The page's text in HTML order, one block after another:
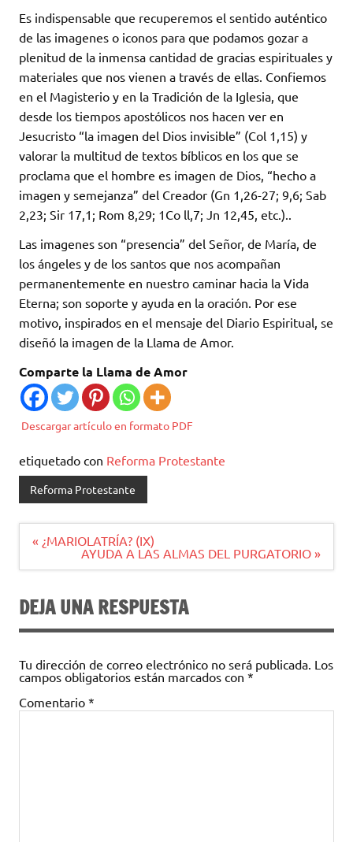
Es indispensable que recuperemos el sentido auténtico
de las imagenes o iconos para que podamos gozar a
plenitud de la inmensa cantidad de gracias espirituales y
materiales que nos vienen a través de ellas. Confiemos
en el Magisterio y en la Tradición de la Iglesia, que
desde los tiempos apostólicos nos hacen ver en
Jesucristo “la imagen del Dios invisible” (Col 1,15) y
valorar la multitud de textos bíblicos en los que se
proclama que el hombre es imagen de Dios, “hecho a
imagen y semejanza” del Creador (Gn 1,26-27; 9,6; Sab
2,23; Sir 17,1; Rom 8,29; 1Co ll,7; Jn 12,45, etc.)..
Las imagenes son “presencia” del Señor, de María, de
los ángeles y de los santos que nos acompañan
permanentemente en nuestro caminar hacia la Vida
Eterna; son soporte y ayuda en la oración. Por ese
motivo, inspirados en el mensaje del Diario Espiritual, se
diseñó la imagen de la Llama de Amor.
Comparte la Llama de Amor
Descargar artículo en formato PDF
etiquetado con Reforma Protestante
Reforma Protestante
Navegación
de
« ¿MARIOLATRÍA? (IX)
AYUDA A LAS ALMAS DEL PURGATORIO »
DEJA UNA RESPUESTA
Tu dirección de correo electrónico no será publicada. Los
campos obligatorios están marcados con *
Comentario *